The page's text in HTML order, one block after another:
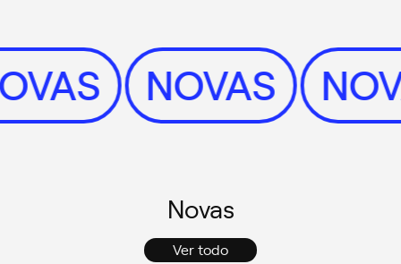
NOVAS
Novas
Ver todo